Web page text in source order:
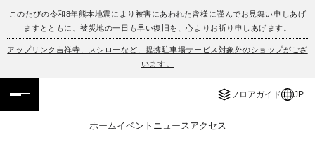
このたびの令和8年熊本地震により被害にあわれた皆様に謹んでお見舞い申しあげ
ますとともに、被災地の一日も早い復旧を、心よりお祈り申しあげます。
アップリンク吉祥寺、スシローなど、提携駐車場サービス対象外のショップがござ
います。
フロアガイド JP
ホームイベント ニュース アクセス
フロアガイド
イベント・ポップアップ
ニュース
ENGLISH
簡体字
한국어